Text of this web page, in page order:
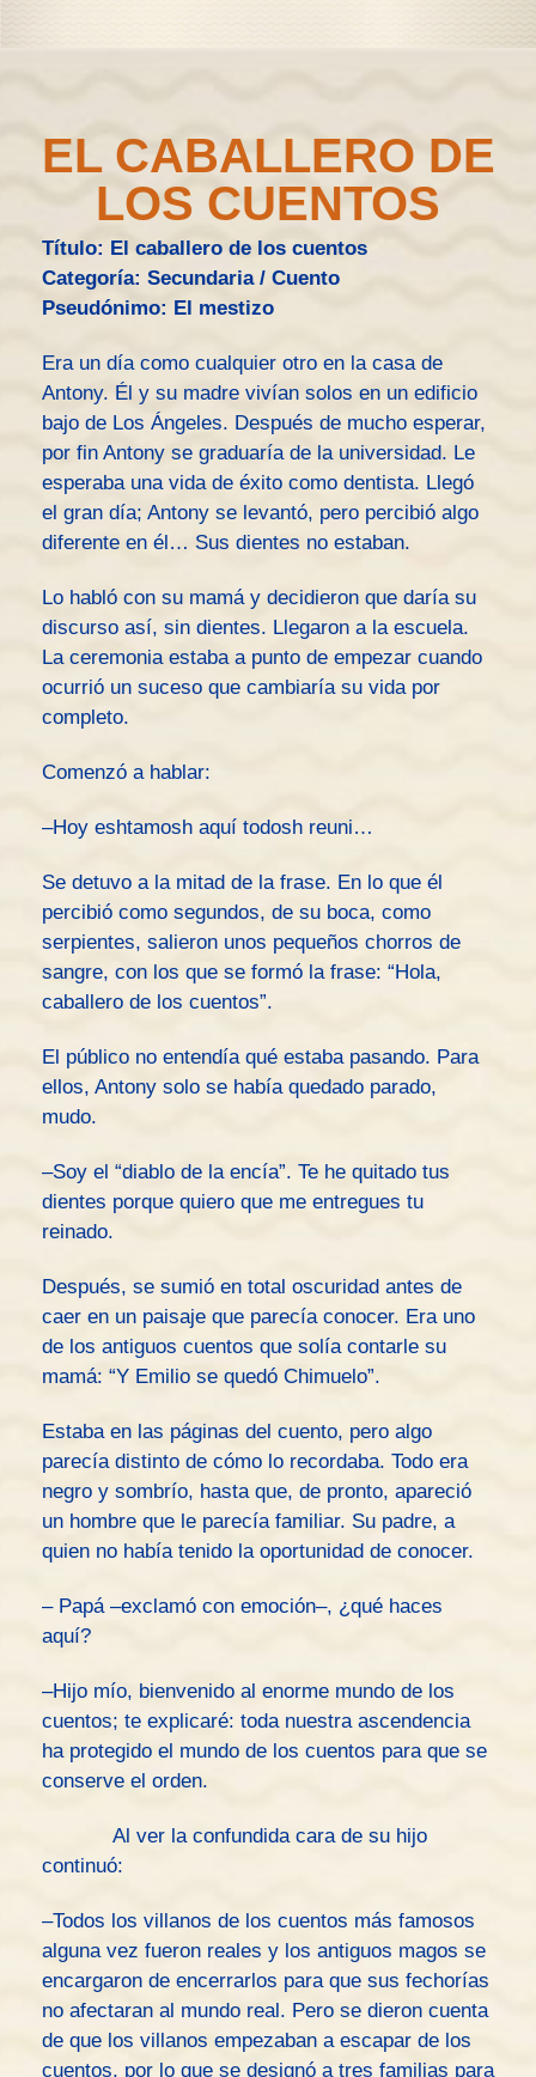
EL CABALLERO DE
LOS CUENTOS
Título: El caballero de los cuentos
Categoría: Secundaria / Cuento
Pseudónimo: El mestizo
Era un día como cualquier otro en la casa de
Antony. Él y su madre vivían solos en un edificio
bajo de Los Ángeles. Después de mucho esperar,
por fin Antony se graduaría de la universidad. Le
esperaba una vida de éxito como dentista. Llegó
el gran día; Antony se levantó, pero percibió algo
diferente en él… Sus dientes no estaban.
Lo habló con su mamá y decidieron que daría su
discurso así, sin dientes. Llegaron a la escuela.
La ceremonia estaba a punto de empezar cuando
ocurrió un suceso que cambiaría su vida por
completo.
Comenzó a hablar:
–Hoy eshtamosh aquí todosh reuni…
Se detuvo a la mitad de la frase. En lo que él
percibió como segundos, de su boca, como
serpientes, salieron unos pequeños chorros de
sangre, con los que se formó la frase: “Hola,
caballero de los cuentos”.
El público no entendía qué estaba pasando. Para
ellos, Antony solo se había quedado parado,
mudo.
–Soy el “diablo de la encía”. Te he quitado tus
dientes porque quiero que me entregues tu
reinado.
Después, se sumió en total oscuridad antes de
caer en un paisaje que parecía conocer. Era uno
de los antiguos cuentos que solía contarle su
mamá: “Y Emilio se quedó Chimuelo”.
Estaba en las páginas del cuento, pero algo
parecía distinto de cómo lo recordaba. Todo era
negro y sombrío, hasta que, de pronto, apareció
un hombre que le parecía familiar. Su padre, a
quien no había tenido la oportunidad de conocer.
– Papá –exclamó con emoción–, ¿qué haces
aquí?
–Hijo mío, bienvenido al enorme mundo de los
cuentos; te explicaré: toda nuestra ascendencia
ha protegido el mundo de los cuentos para que se
conserve el orden.
Al ver la confundida cara de su hijo
continuó:
–Todos los villanos de los cuentos más famosos
alguna vez fueron reales y los antiguos magos se
encargaron de encerrarlos para que sus fechorías
no afectaran al mundo real. Pero se dieron cuenta
de que los villanos empezaban a escapar de los
cuentos, por lo que se designó a tres familias para